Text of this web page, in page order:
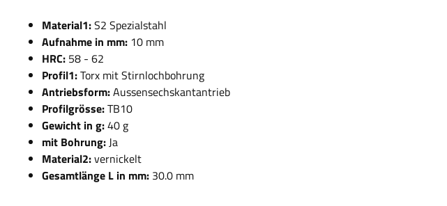
Material1:S2 Spezialstahl
Aufnahme in mm: 10 mm
HRC: 58 - 62
Profil1:Torx mit Stirnlochbohrung
Antriebsform:Aussensechskantantrieb
Profilgrösse:TB10
Gewicht in g:40 g
mit Bohrung:Ja
Material2:vernickelt
Gesamtlänge L in mm: 30.0 mm